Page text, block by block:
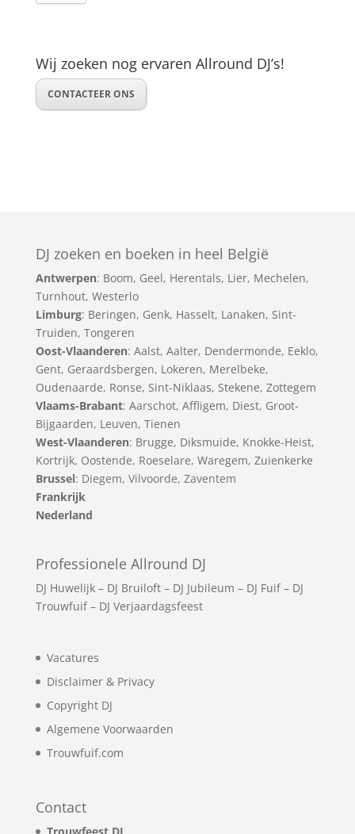
Wij zoeken nog ervaren Allround DJ’s!
CONTACTEER ONS
DJ zoeken en boeken in heel België
Antwerpen: Boom, Geel, Herentals, Lier, Mechelen,
Turnhout, Westerlo
Limburg: Beringen, Genk, Hasselt, Lanaken, Sint-
Truiden, Tongeren
Oost-Vlaanderen: Aalst, Aalter, Dendermonde, Eeklo,
Gent, Geraardsbergen, Lokeren, Merelbeke,
Oudenaarde, Ronse, Sint-Niklaas, Stekene, Zottegem
Vlaams-Brabant: Aarschot, Affligem, Diest, Groot-
Bijgaarden, Leuven, Tienen
West-Vlaanderen: Brugge, Diksmuide, Knokke-Heist,
Kortrijk, Oostende, Roeselare, Waregem, Zuienkerke
Brussel: Diegem, Vilvoorde, Zaventem
Frankrijk
Nederland
Professionele Allround DJ
DJ Huwelijk– DJ Bruiloft– DJ Jubileum – DJ Fuif– DJ
Trouwfuif– DJ Verjaardagsfeest
Vacatures
Disclaimer & Privacy
Copyright DJ
Algemene Voorwaarden
Trouwfuif.com
Contact